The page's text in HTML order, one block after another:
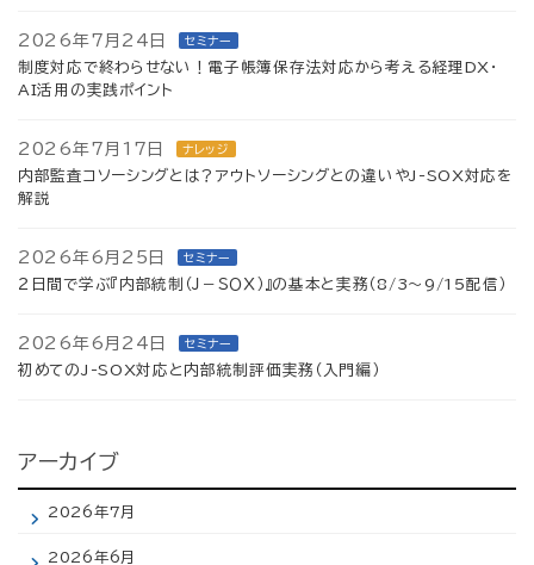
2026年7月24日 セミナー
制度対応で終わらせない！電子帳簿保存法対応から考える経理DX・
AI活用の実践ポイント
2026年7月17日 ナレッジ
内部監査コソーシングとは？アウトソーシングとの違いやJ-SOX対応を
解説
2026年6月25日 セミナー
２日間で学ぶ『内部統制（Ｊ－ＳＯＸ）』の基本と実務（8/3～9/15配信）
2026年6月24日 セミナー
初めてのJ-SOX対応と内部統制評価実務（入門編）
アーカイブ
2026年7月
2026年6月